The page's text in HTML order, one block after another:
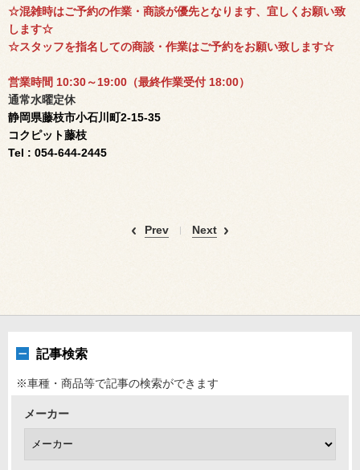
☆混雑時はご予約の作業・商談が優先となります、宜しくお願い致
します☆
☆スタッフを指名しての商談・作業はご予約をお願い致します☆
営業時間 10:30～19:00（最終作業受付 18:00）
通常水曜定休
静岡県藤枝市小石川町2-15-35
コクピット藤枝
Tel : 054-644-2445
Prev Next
記事検索
※車種・商品等で記事の検索ができます
メーカー